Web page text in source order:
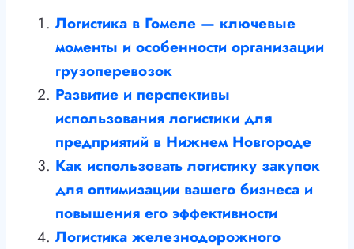
Логистика в Гомеле — ключевые
моменты и особенности организации
грузоперевозок
Развитие и перспективы
использования логистики для
предприятий в Нижнем Новгороде
Как использовать логистику закупок
для оптимизации вашего бизнеса и
повышения его эффективности
Логистика железнодорожного